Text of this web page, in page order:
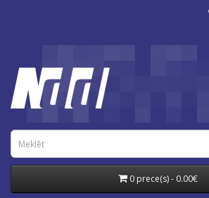
0 prece(s) - 0.00€